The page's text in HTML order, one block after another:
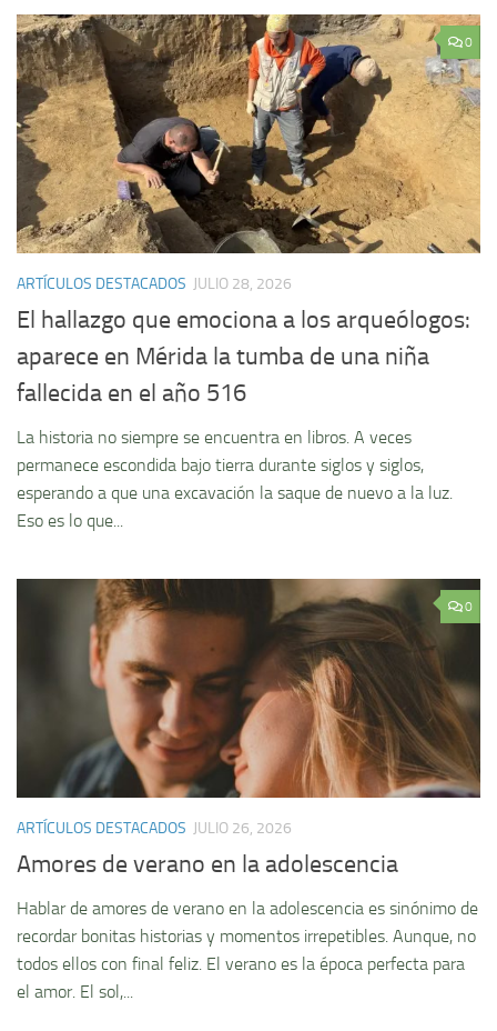
0
ARTÍCULOS DESTACADOS JULIO 28, 2026
El hallazgo que emociona a los arqueólogos:
aparece en Mérida la tumba de una niña
fallecida en el año 516
La historia no siempre se encuentra en libros. A veces
permanece escondida bajo tierra durante siglos y siglos,
esperando a que una excavación la saque de nuevo a la luz.
Eso es lo que...
0
ARTÍCULOS DESTACADOS JULIO 26, 2026
Amores de verano en la adolescencia
Hablar de amores de verano en la adolescencia es sinónimo de
recordar bonitas historias y momentos irrepetibles. Aunque, no
todos ellos con final feliz. El verano es la época perfecta para
el amor. El sol,...